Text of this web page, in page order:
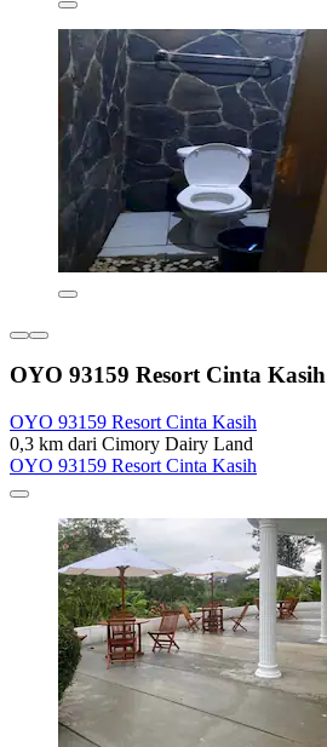
OYO 93159 Resort Cinta Kasih
OYO 93159 Resort Cinta Kasih
0,3 km dari Cimory Dairy Land
OYO 93159 Resort Cinta Kasih